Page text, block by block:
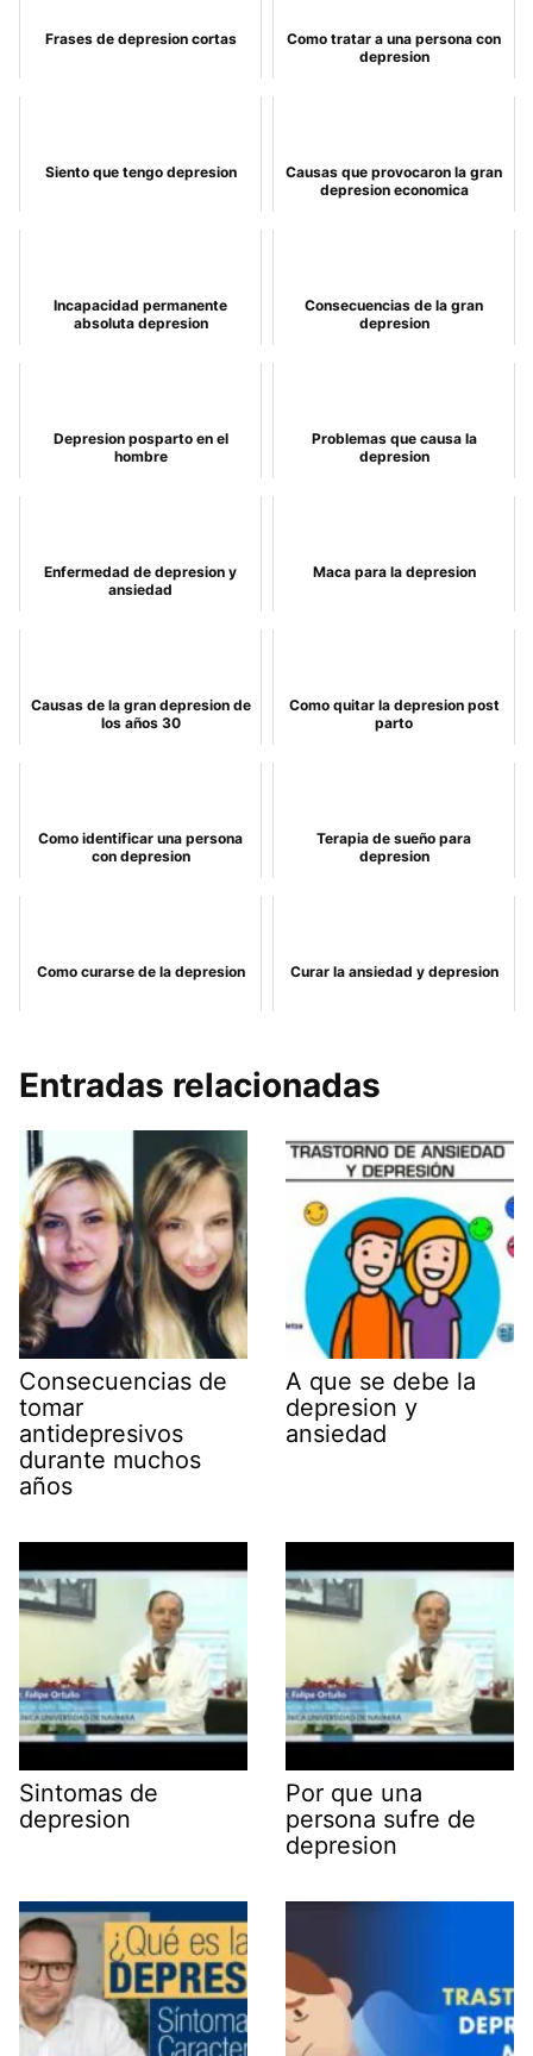
Frases de depresion cortas
Como tratar a una persona con
depresion
Siento que tengo depresion
Causas que provocaron la gran
depresion economica
Incapacidad permanente
absoluta depresion
Consecuencias de la gran
depresion
Depresion posparto en el
hombre
Problemas que causa la
depresion
Enfermedad de depresion y
ansiedad
Maca para la depresion
Causas de la gran depresion de
los años 30
Como quitar la depresion post
parto
Como identificar una persona
con depresion
Terapia de sueño para
depresion
Como curarse de la depresion Curar la ansiedad y depresion
Entradas relacionadas
Consecuencias de
tomar
antidepresivos
durante muchos
años
A que se debe la
depresion y
ansiedad
Sintomas de
depresion
Por que una
persona sufre de
depresion